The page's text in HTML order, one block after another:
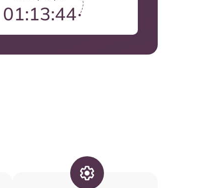
01:13:43